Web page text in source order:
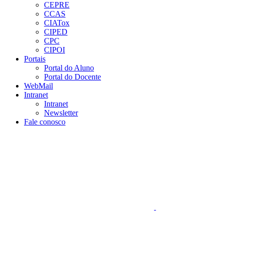
CEPRE
CCAS
CIATox
CIPED
CPC
CIPOI
Portais
Portal do Aluno
Portal do Docente
WebMail
Intranet
Intranet
Newsletter
Fale conosco